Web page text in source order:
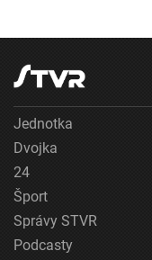
Jednotka
Dvojka
24
Šport
Správy STVR
Podcasty